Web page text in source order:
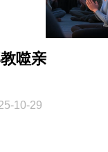
噬亲
10-29